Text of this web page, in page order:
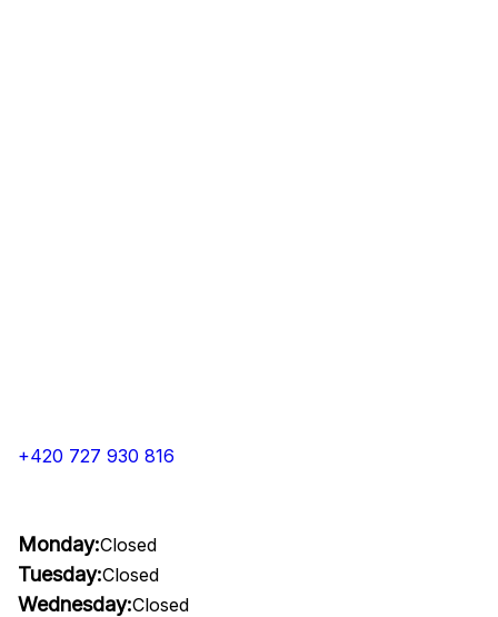
+420 727 930 816
Monday:Closed
Tuesday:Closed
Wednesday:Closed